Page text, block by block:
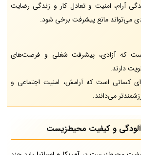
آرام، امنیت و تعادل کار و زندگی رضایت
می‌تواند مانع پیشرفت برخی شود.
است که آزادی، پیشرفت شغلی و فرصت‌های
دارند.
کسانی است که آرامش، امنیت اجتماعی و
می‌دانند.
آلودگی و کیفیت محیط‌زیست